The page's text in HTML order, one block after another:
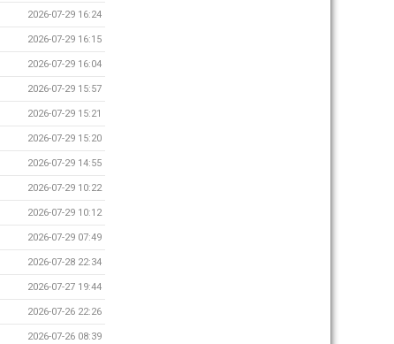
2026-07-29 16:24
2026-07-29 16:15
2026-07-29 16:04
2026-07-29 15:57
2026-07-29 15:21
2026-07-29 15:20
2026-07-29 14:55
2026-07-29 10:22
2026-07-29 10:12
2026-07-29 07:49
2026-07-28 22:34
2026-07-27 19:44
2026-07-26 22:26
2026-07-26 08:39